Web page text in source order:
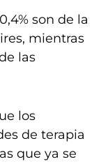
son de la
mientras
las
los
de terapia
que ya se